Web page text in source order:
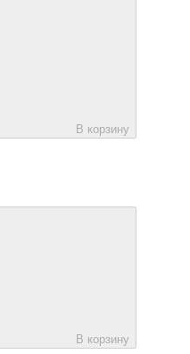
В корзину
В корзину